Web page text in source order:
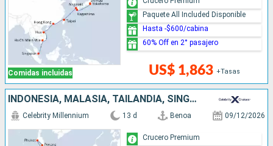
Comidas incluidas US$ 1,863 +Tasas
Paquete All Included Disponible
Hasta -$600/cabina
60% Off en 2° pasajero
INDONESIA, MALASIA, TAILANDIA, SINGAPUR
Celebrity Millennium 13 d Benoa 09/12/2026
Crucero Premium